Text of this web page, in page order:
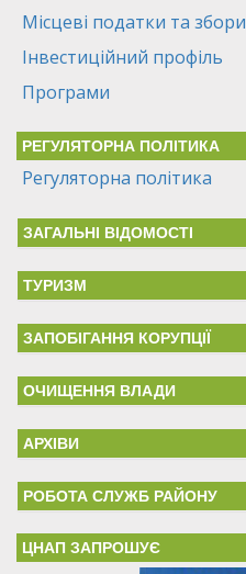
Місцеві податки та збори
Інвестиційний профіль
Програми
РЕГУЛЯТОРНА ПОЛІТИКА
Регуляторна політика
ЗАГАЛЬНІ ВІДОМОСТІ
ТУРИЗМ
ЗАПОБІГАННЯ КОРУПЦІЇ
ОЧИЩЕННЯ ВЛАДИ
АРХІВИ
РОБОТА СЛУЖБ РАЙОНУ
ЦНАП ЗАПРОШУЄ